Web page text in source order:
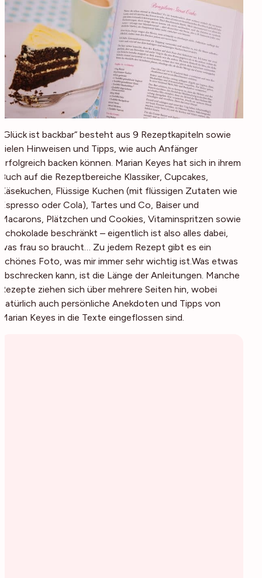
„Glück ist backbar“ besteht aus 9 Rezeptkapiteln sowie
vielen Hinweisen und Tipps, wie auch Anfänger
erfolgreich backen können. Marian Keyes hat sich in ihrem
Buch auf die Rezeptbereiche Klassiker, Cupcakes,
Käsekuchen, Flüssige Kuchen (mit flüssigen Zutaten wie
Espresso oder Cola), Tartes und Co, Baiser und
Macarons, Plätzchen und Cookies, Vitaminspritzen sowie
Schokolade beschränkt – eigentlich ist also alles dabei,
was frau so braucht… Zu jedem Rezept gibt es ein
schönes Foto, was mir immer sehr wichtig ist.Was etwas
abschrecken kann, ist die Länge der Anleitungen. Manche
Rezepte ziehen sich über mehrere Seiten hin, wobei
natürlich auch persönliche Anekdoten und Tipps von
Marian Keyes in die Texte eingeflossen sind.